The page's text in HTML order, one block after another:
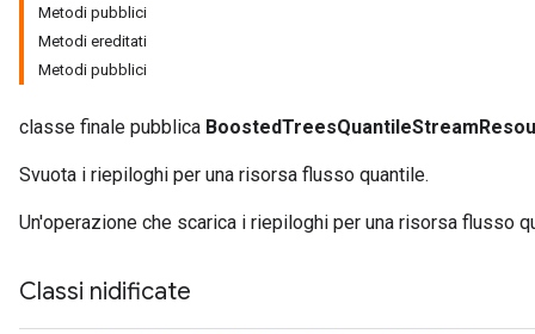
Metodi pubblici
Metodi ereditati
Metodi pubblici
classe finale pubblica
Svuota i riepiloghi per una risorsa flusso quantile.
Un'operazione che scarica i riepiloghi per una risorsa flusso
Classi nidificate